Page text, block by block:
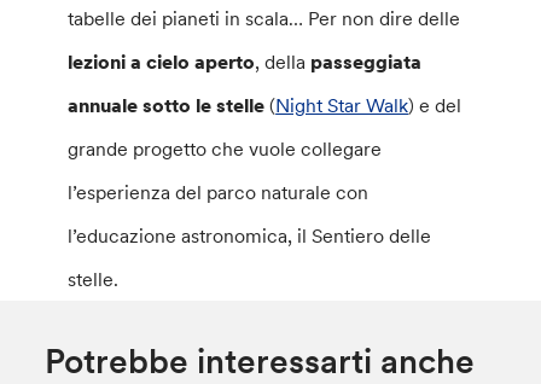
tabelle dei pianeti in scala… Per non dire delle
lezioni a cielo aperto, della passeggiata
annuale sotto le stelle (Night Star Walk) e del
grande progetto che vuole collegare
l’esperienza del parco naturale con
l’educazione astronomica, il Sentiero delle
stelle.
Potrebbe interessarti anche